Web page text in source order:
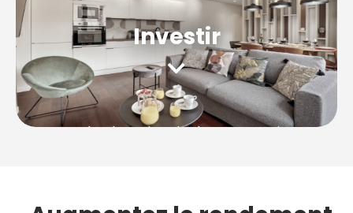
Investir
Mandat de recherche àIvry-sur-Seine,
Location saisonnière Moyenne durée